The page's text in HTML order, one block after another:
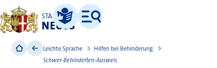
STADT
NEUSS
Leichte Sprache
Menü
Leichte Sprache
Hilfen bei Behinderung
Schwer-Behinderten-Ausweis